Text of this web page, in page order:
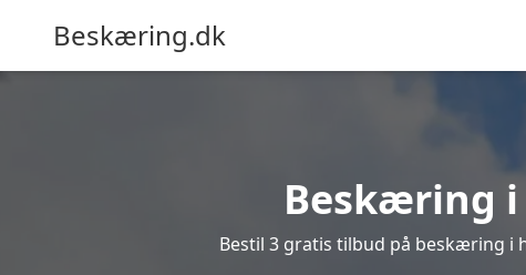
Beskæring.dk
Beskæring
Bestil 3 gratis tilbud på beskæring i